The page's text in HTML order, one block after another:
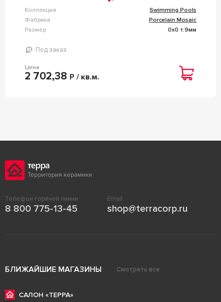
Коллекция
Swimming Pools
Фабрика
Porcelain Mosaic
Размер
0x0 т.9мм
Под заказ
Цена
2 702,38 Р / кв.м.
Телефон горячей линии
8 800 775-13-45
Email
shop@terracorp.ru
БЛИЖАЙШИЕ МАГАЗИНЫ Смотреть все
САЛОН «ТЕРРА»